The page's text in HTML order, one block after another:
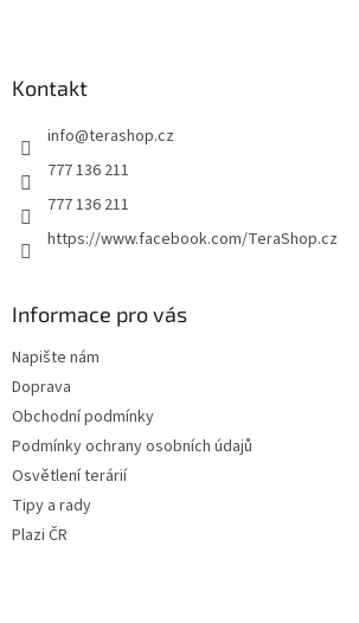
Kontakt
info@terashop.cz
777 136 211
777 136 211
https://www.facebook.com/TeraShop.cz
Informace pro vás
Napište nám
Doprava
Obchodní podmínky
Podmínky ochrany osobních údajů
Osvětlení terárií
Tipy a rady
Plazi ČR